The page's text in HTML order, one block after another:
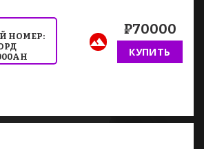
НОМЕР:
₽70000
КУПИТЬ